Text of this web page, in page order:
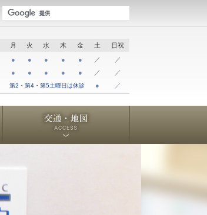
月 火 水 木 金 土
日祝
● ● ● ● ● ／
／
● ● ● ● ● ／
／
第2・第4・第5土曜日は休診 ● ／